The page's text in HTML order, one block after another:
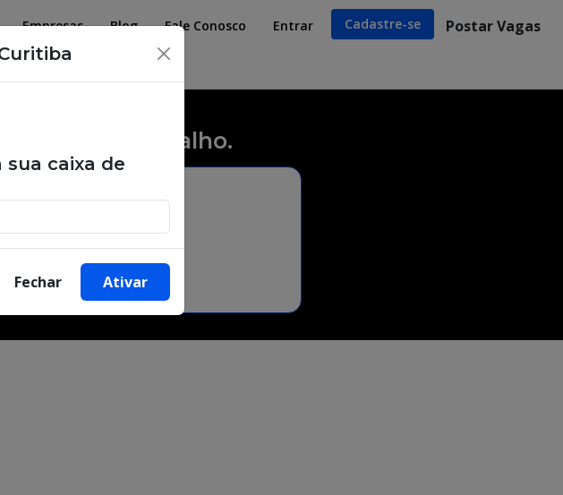
Empresas Blog Fale Conosco Entrar Cadastre-se Postar Vagas
de trabalho.
×
caixa de
Fechar Ativar